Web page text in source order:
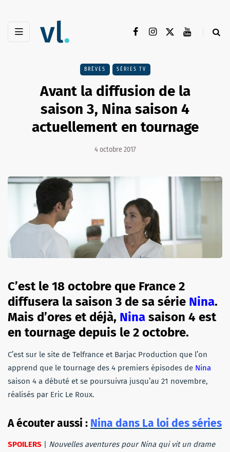
BRÈVES SÉRIES TV
Avant la diffusion de la
saison 3, Nina saison 4
actuellement en tournage
4 octobre 2017
C’est le 18 octobre que France 2
diffusera la saison 3 de sa série Nina.
Mais d’ores et déjà, Nina saison 4 est
en tournage depuis le 2 octobre.
C’est sur le site de Telfrance et Barjac Production que l’on
apprend que le tournage des 4 premiers épisodes de Nina
saison 4 a débuté et se poursuivra jusqu’au 21 novembre,
réalisés par Eric Le Roux.
A écouter aussi : Nina dans La loi des séries
SPOILERS | Nouvelles aventures pour Nina qui vit un drame